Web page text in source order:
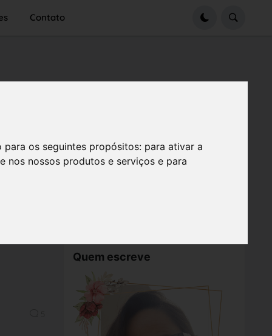
para os seguintes propósitos: para ativar a
nos nossos produtos e serviços e para
Contato
Quem escreve